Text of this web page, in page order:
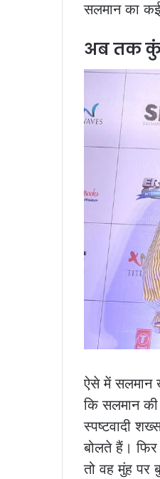
सलमान का
अब तक
ऐसे में सलमान
कि सलमान
स्पष्टवादी
बोलते हैं।
तो वह मुंह पर